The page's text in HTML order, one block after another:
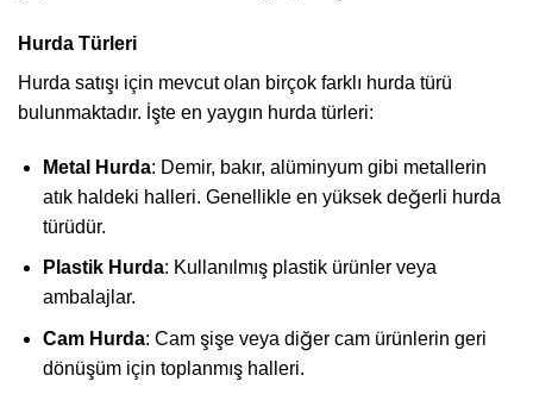
Hurda Türleri
Hurda satışı için mevcut olan birçok farklı hurda türü
bulunmaktadır. İşte en yaygın hurda türleri:
Metal Hurda: Demir, bakır, alüminyum gibi metallerin
atık haldeki halleri. Genellikle en yüksek değerli hurda
türüdür.
Plastik Hurda: Kullanılmış plastik ürünler veya
ambalajlar.
Cam Hurda: Cam şişe veya diğer cam ürünlerin geri
dönüşüm için toplanmış halleri.